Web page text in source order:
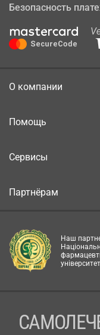
Безопасность
О компании
Помощь
Сервисы
Партнёрам
Наш
університет